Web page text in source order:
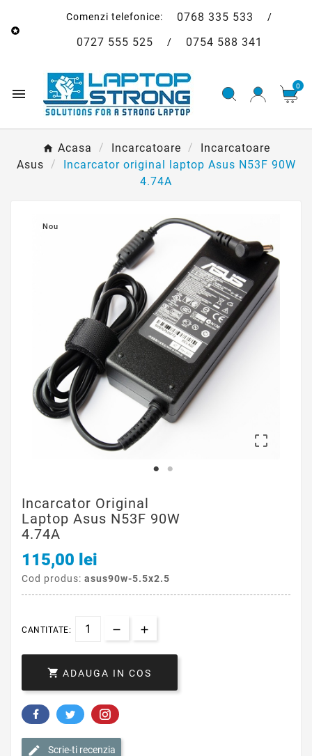

Comenzi telefonice: 0768 335 533
0727 555 525 / 0754 588 341
 0
Acasa Incarcatoare
Incarcatoare
Asus
Incarcator original laptop Asus N53F 90W
4.74A
Nou

Incarcator Original
Laptop Asus N53F 90W
4.74A
115,00 lei
Cod produs: asus90w-5.5x2.5
CANTITATE:
 ADAUGA IN COS
Scrie-ti recenzia